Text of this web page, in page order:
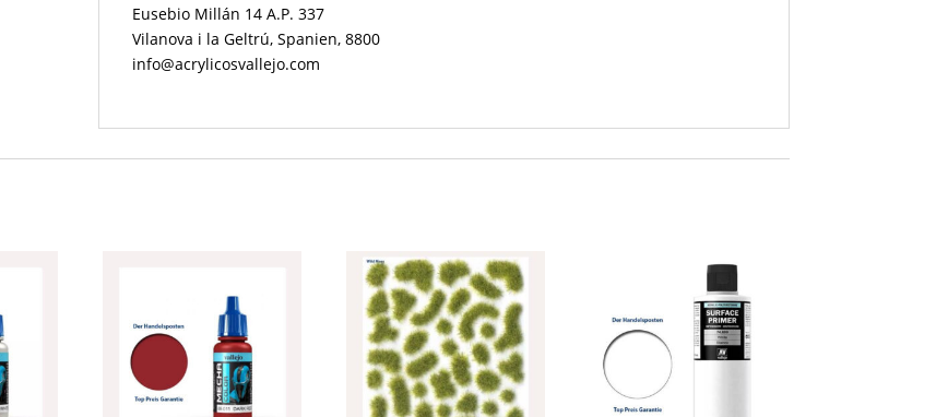
Eusebio Millán 14 A.P. 337
Vilanova i la Geltrú, Spanien, 8800
info@acrylicosvallejo.com